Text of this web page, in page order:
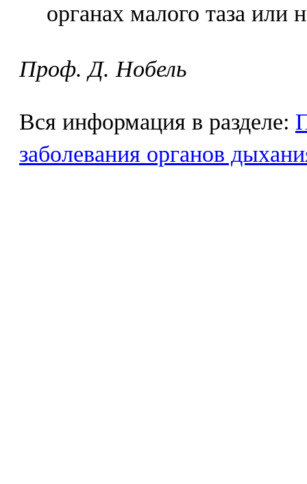
органах малого таза или
Проф. Д. Нобель
Вся информация в разделе:
заболевания органов